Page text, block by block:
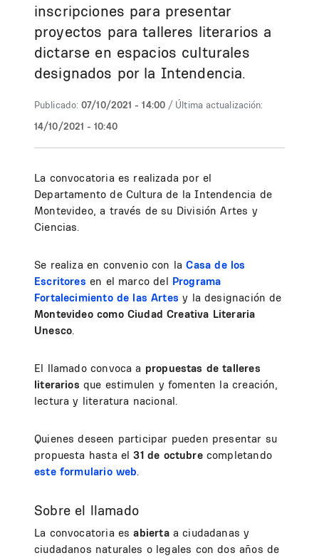
inscripciones para presentar
proyectos para talleres literarios a
dictarse en espacios culturales
designados por la Intendencia.
Publicado: 07/10/2021 - 14:00 / Última actualización:
14/10/2021 - 10:40
La convocatoria es realizada por el
Departamento de Cultura de la Intendencia de
Montevideo, a través de su División Artes y
Ciencias.
Se realiza en convenio con la Casa de los
Escritores en el marco del Programa
Fortalecimiento de las Artes y la designación de
Montevideo como Ciudad Creativa Literaria
Unesco.
El llamado convoca a propuestas de talleres
literarios que estimulen y fomenten la creación,
lectura y literatura nacional.
Quienes deseen participar pueden presentar su
propuesta hasta el31 de octubrecompletando
este formulario web.
Sobre el llamado
La convocatoria esabiertaa ciudadanas y
ciudadanos naturales o legales con dos años de